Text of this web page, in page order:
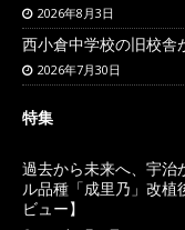
2026年8月3日
西小倉中学校の旧校舎
2026年7月30日
特集
過去から未来へ、宇
ル品種「成里乃」改植
ビュー】